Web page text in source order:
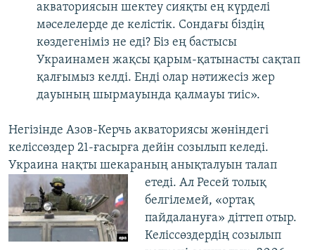
акваториясын шектеу сияқты ең күрделі
мәселелерде де келістік. Сондағы біздің
көздегеніміз не еді? Біз ең бастысы
Украинамен жақсы қарым-қатынасты сақтап
қалғымыз келді. Енді олар нәтижесіз жер
дауының шырмауында қалмауы тиіс».
Негізінде Азов-Керчь акваториясы жөніндегі
келіссөздер 21-ғасырға дейін созылып келеді.
Украина нақты шекараның анықталуын талап
етеді. Ал Ресей толық
белгілемей, «ортақ
пайдалануға» діттеп отыр.
Келіссөздердің созылып